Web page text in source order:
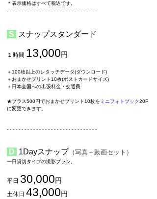
＊ 表示価格はすべて税込です
​- - - - - - - - - - - - - - - - - - - - - - - - - - - - - - -
S スナップスタンダード
１時間 13,000円
＋100枚以上のレタッチデータ(ダウンロード)
＋ おまかせプリント10枚(ポストカードサイズ)
＋日本全国への出張料金・交通費
★プラス500円でおまかせプリント10枚を ミニフォトブック20P
に変更できます。
​- - - - - - - - - - - - - - - - - - - - - - - - - - - - - - -
D 1Dayスナップ （写真＋動画セット）
一日貸切タイプの撮影プラン。
平日 30,000円
土休日 43,000円